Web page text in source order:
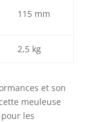
115 mm
2,5 kg
et son
meuleuse
les